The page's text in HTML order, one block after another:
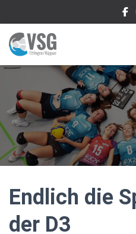
Endlich die
der D3